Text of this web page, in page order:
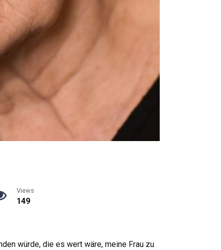
Views
149
würde, die es wert wäre, meine Frau zu